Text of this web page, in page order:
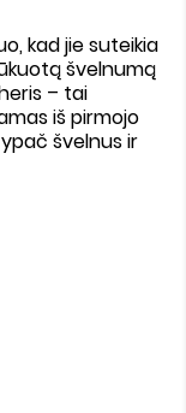
kad jie suteikia
švelnumą
– tai
iš pirmojo
švelnus ir